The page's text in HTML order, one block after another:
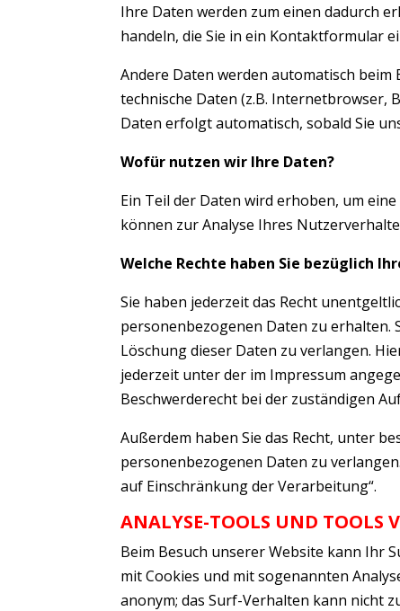
Ihre Daten werden zum einen dadurch
handeln, die Sie in ein Kontaktformular
Andere Daten werden automatisch beim
technische Daten (z.B. Internetbrowser,
Daten erfolgt automatisch, sobald Sie
Wofür nutzen wir Ihre Daten?
Ein Teil der Daten wird erhoben, um
können zur Analyse Ihres
Welche Rechte haben Sie bezüglich
Sie haben jederzeit das Recht
personenbezogenen Daten zu erhalten.
Löschung dieser Daten zu verlangen.
jederzeit unter der im Impressum
Beschwerderecht bei der zuständigen
Außerdem haben Sie das Recht, unter
personenbezogenen Daten zu
auf Einschränkung der Verarbeitung“.
ANALYSE-TOOLS UND TOOLS
Beim Besuch unserer Website kann Ihr
mit Cookies und mit sogenannten
anonym; das Surf-Verhalten kann nicht